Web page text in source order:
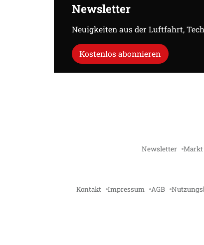
Newsletter
Neuigkeiten aus der Luftfahrt,
Kostenlos abonnieren
Newsletter Markt
Kontakt Impressum AGB